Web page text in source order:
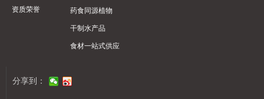
分享到：
资质荣誉 药食同源植物
干制水产品
食材一站式供应